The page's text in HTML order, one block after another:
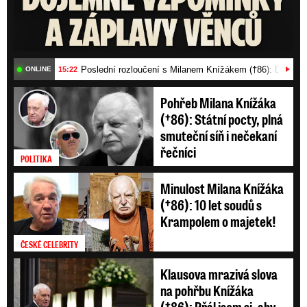
Dlouhodobá průměrná teplota pro období od 31.
prosince do 27. ledna je minus 1,6 stupně Celsia.
Nejtepleji bylo v roce 2007, kdy průměr činil 3,8
stupně Celsia. Zatím nejnižší průměr minus 8,4
stupně meteorologové zaznamenali v roce
1985.
Měsíční výhled vyjadřuje celkový charakter
počasí, nepostihuje proto všechny možné
výkyvy, upozorňuje ČHMÚ. Úspěšnost výhledu
se podle meteorologů pohybuje u teplot kolem
75 procent, u srážek kolem 65 procent.
Předpověď na třetí a čtvrtý týden se často blíží
ONLINE 15:22 Poslední rozloučení s Milanem Knížákem (†86):
POLITIKA
Pohřeb Milana Knížáka
(†86): Státní pocty, plná
smuteční síň i nečekaní
řečníci
ČESKÉ CELEBRITY
Minulost Milana Knížáka
(†86): 10 let soudů s
Krampolem o majetek!
Klausova mrazivá slova
na pohřbu Knížáka